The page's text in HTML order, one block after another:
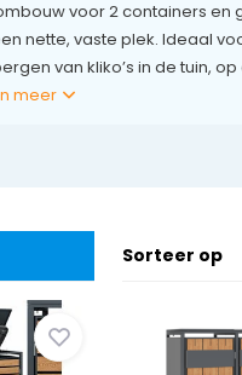
voor 2 containers en
nette, vaste plek. Ideaal
van kliko’s in de tuin,
meer
Sorteer op